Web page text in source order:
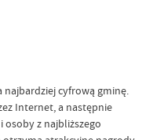
najbardziej cyfrową gminę.
Internet, a następnie
osoby z najbliższego